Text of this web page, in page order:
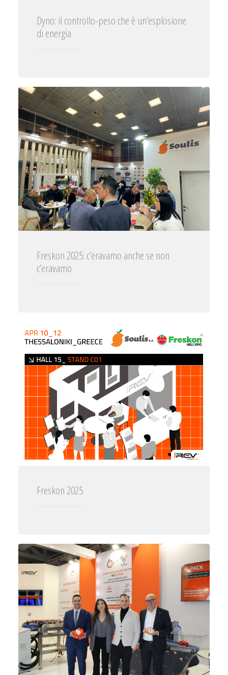
Dyno: il controllo-peso che è un’esplosione
di energia
Freskon 2025: c’eravamo anche se non
c’eravamo
Freskon 2025